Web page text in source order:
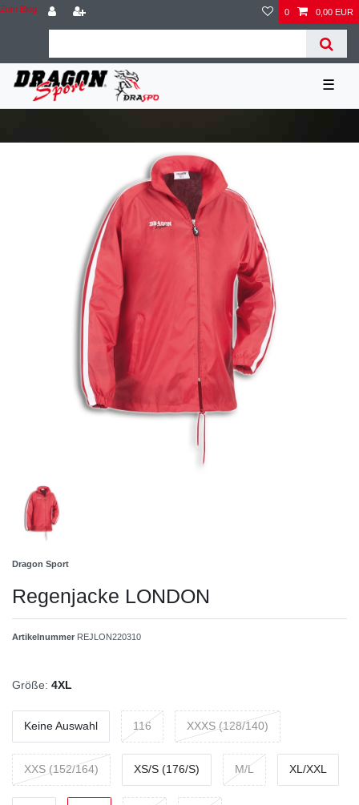
Zum Blog 0 0,00 EUR
☰
Dragon Sport
Regenjacke LONDON
Artikelnummer REJLON220310
Größe: 4XL
Keine Auswahl 116 XXXS (128/140)
XXS (152/164) XS/S (176/S) M/L XL/XXL